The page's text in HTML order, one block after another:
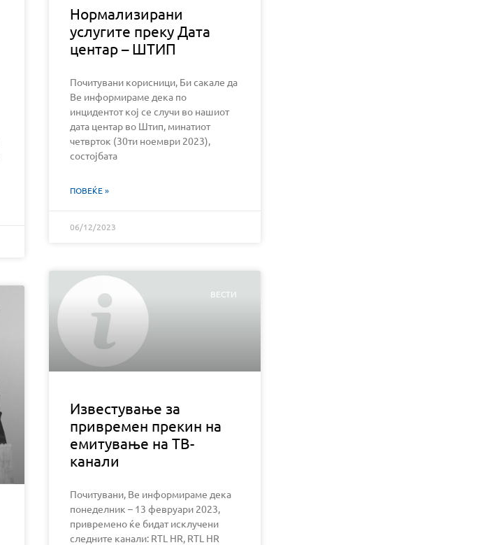
Нормализирани
услугите преку Дата
центар – ШТИП
Почитувани корисници, Би сакале да
Ве информираме дека по
инцидентот кој се случи во нашиот
дата центар во Штип, минатиот
четврток (30ти ноември 2023),
состојбата
ПОВЕЌЕ »
06/12/2023
ВЕСТИ
Известување за
привремен прекин на
емитување на ТВ-
канали
Почитувани, Ве информираме дека
понеделник – 13 февруари 2023,
привремено ќе бидат исклучени
следните канали: RTL HR, RTL HR